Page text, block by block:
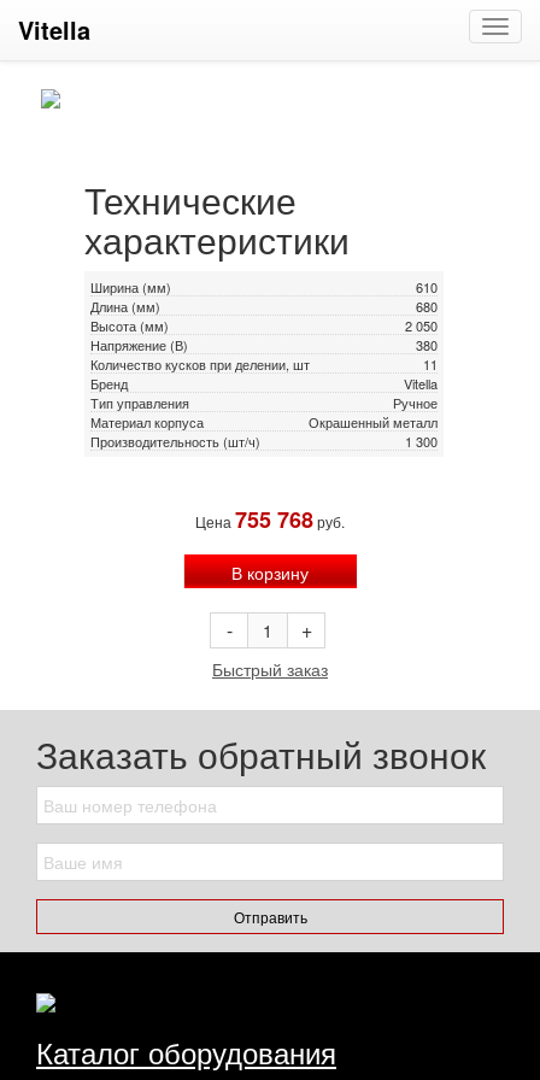
Vitella
Технические
характеристики
Ширина (мм)
610
Длина (мм)
680
Высота (мм)
2 050
Напряжение (В)
380
Количество кусков при делении, шт
11
Бренд
Vitella
Тип управления
Ручное
Материал корпуса
Окрашенный металл
Производительность (шт/ч)
1 300
Цена 755 768руб.
В корзину
- +
Быстрый заказ
Заказать обратный звонок
Отправить
Каталог оборудования